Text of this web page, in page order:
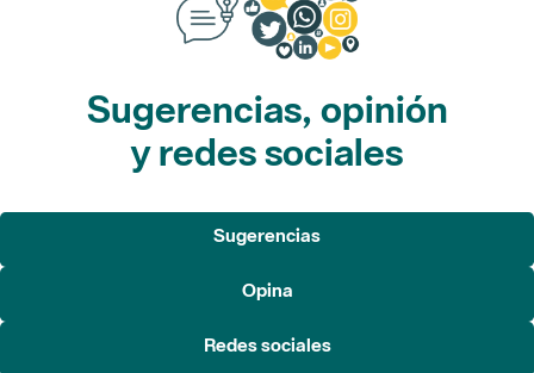
Sugerencias, opinión
y redes sociales
Sugerencias
Opina
Redes sociales